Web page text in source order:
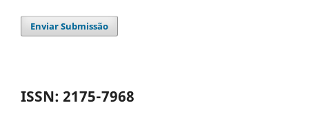
Enviar Submissão
ISSN: 2175-7968